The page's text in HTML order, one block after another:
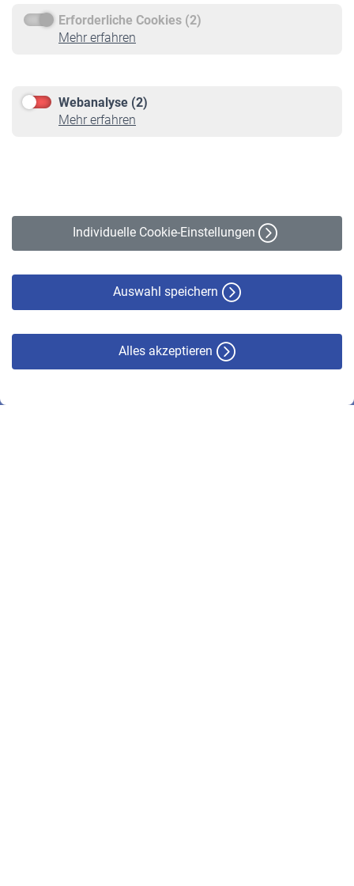
Erforderliche Cookies (2)
Mehr erfahren
Webanalyse (2)
Mehr erfahren
Individuelle Cookie-Einstellungen
Auswahl speichern
Alles akzeptieren
Service
Informationen
Online-Rechner
VBLnewsletter
Erklärung zur Barrierefreiheit
© VBL 2026